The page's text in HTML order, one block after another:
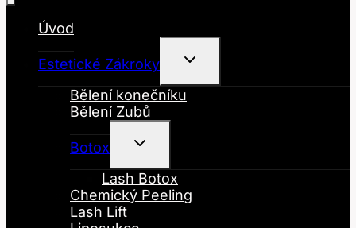
Úvod
Estetické Zákroky
Toggle
Menu
Bělení konečníku
Bělení Zubů
Botox
Toggle
Menu
Lash Botox
Chemický Peeling
Lash Lift